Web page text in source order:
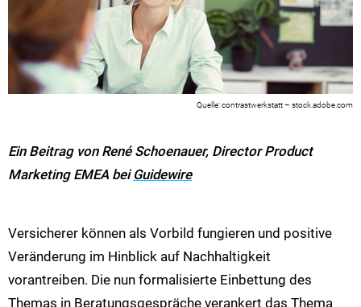
contrastwerkstatt – stock.adobe.com
Ein Beitrag von René Schoenauer, Director Product
Marketing EMEA bei Guidewire
Versicherer können als Vorbild fungieren und positive
Veränderung im Hinblick auf Nachhaltigkeit
vorantreiben. Die nun formalisierte Einbettung des
Themas in Beratungsgespräche verankert das Thema